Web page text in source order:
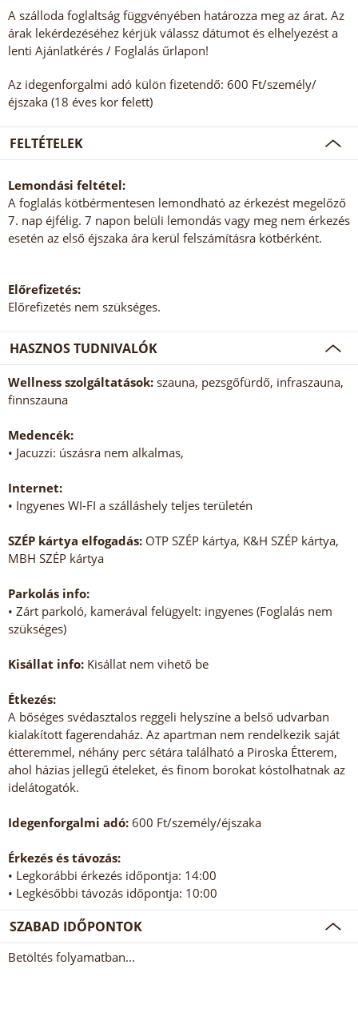
A szálloda foglaltság függvényében határozza meg az árat. Az
árak lekérdezéséhez kérjük válassz dátumot és elhelyezést a
lenti Ajánlatkérés / Foglalás űrlapon!
Az idegenforgalmi adó külön fizetendő: 600 Ft/személy/
éjszaka (18 éves kor felett)
FELTÉTELEK
Lemondási feltétel:
A foglalás kötbérmentesen lemondható az érkezést megelőző
7. nap éjfélig. 7 napon belüli lemondás vagy meg nem érkezés
esetén az első éjszaka ára kerül felszámításra kötbérként.
Előrefizetés:
Előrefizetés nem szükséges.
HASZNOS TUDNIVALÓK
Wellness szolgáltatások: szauna, pezsgőfürdő, infraszauna,
finnszauna
Medencék:
• Jacuzzi: úszásra nem alkalmas,
Internet:
• Ingyenes WI-FI a szálláshely teljes területén
SZÉP kártya elfogadás: OTP SZÉP kártya, K&H SZÉP kártya,
MBH SZÉP kártya
Parkolás info:
• Zárt parkoló, kamerával felügyelt: ingyenes (Foglalás nem
szükséges)
Kisállat info: Kisállat nem vihető be
Étkezés:
A bőséges svédasztalos reggeli helyszíne a belső udvarban
kialakított fagerendaház. Az apartman nem rendelkezik saját
étteremmel, néhány perc sétára található a Piroska Étterem,
ahol házias jellegű ételeket, és finom borokat kóstolhatnak az
idelátogatók.
Idegenforgalmi adó: 600 Ft/személy/éjszaka
Érkezés és távozás:
• Legkorábbi érkezés időpontja: 14:00
• Legkésőbbi távozás időpontja: 10:00
SZABAD IDŐPONTOK
Betöltés folyamatban...